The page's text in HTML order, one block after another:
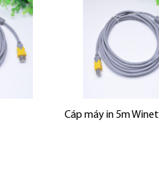
Cáp máy in 5m Winet